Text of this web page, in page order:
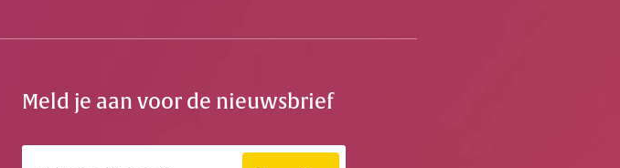
Meld je aan voor de nieuwsbrief